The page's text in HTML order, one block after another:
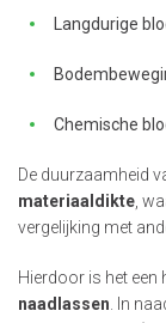
Langdurige
Chemische
De duurzaamheid
materiaaldikte ,
vergelijking met
Hierdoor is het een
naadlassen . In